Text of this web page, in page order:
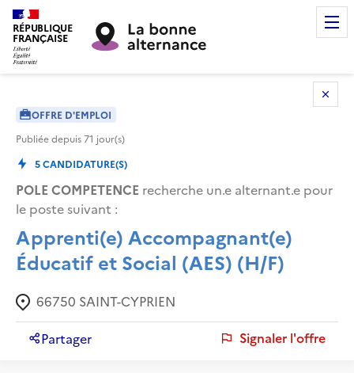
RÉPUBLIQUE
FRANÇAISE
OFFRE D'EMPLOI
Publiée depuis71 jour(s)
5CANDIDATURE(S)
POLE COMPETENCE recherche un.e alternant.e pour
le poste suivant :
Apprenti(e) Accompagnant(e)
Éducatif et Social (AES) (H/F)
66750 SAINT-CYPRIEN
Partager Signaler l'offre